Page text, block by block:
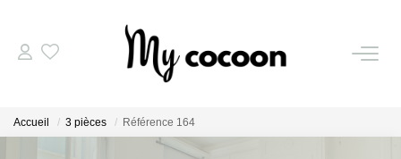
Nos Biens Vendus
Accueil 3 pièces Référence 164